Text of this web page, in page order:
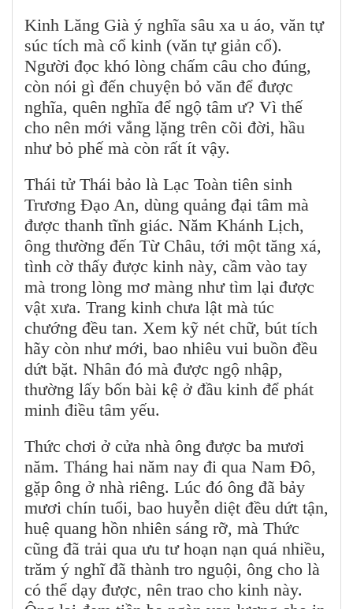
Kinh Lăng Già ý nghĩa sâu xa u áo, văn tự
súc tích mà cổ kinh (văn tự giản cổ).
Người đọc khó lòng chấm câu cho đúng,
còn nói gì đến chuyện bỏ văn để được
nghĩa, quên nghĩa để ngộ tâm ư? Vì thế
cho nên mới vắng lặng trên cõi đời, hầu
như bỏ phế mà còn rất ít vậy.
Thái tử Thái bảo là Lạc Toàn tiên sinh
Trương Đạo An, dùng quảng đại tâm mà
được thanh tĩnh giác. Năm Khánh Lịch,
ông thường đến Từ Châu, tới một tăng xá,
tình cờ thấy được kinh này, cầm vào tay
mà trong lòng mơ màng như tìm lại được
vật xưa. Trang kinh chưa lật mà túc
chướng đều tan. Xem kỹ nét chữ, bút tích
hãy còn như mới, bao nhiêu vui buồn đều
dứt bặt. Nhân đó mà được ngộ nhập,
thường lấy bốn bài kệ ở đầu kinh để phát
minh điều tâm yếu.
Thức chơi ở cửa nhà ông được ba mươi
năm. Tháng hai năm nay đi qua Nam Đô,
gặp ông ở nhà riêng. Lúc đó ông đã bảy
mươi chín tuổi, bao huyễn diệt đều dứt tận,
huệ quang hồn nhiên sáng rỡ, mà Thức
cũng đã trải qua ưu tư hoạn nạn quá nhiều,
trăm ý nghĩ đã thành tro nguội, ông cho là
có thể dạy được, nên trao cho kinh này.